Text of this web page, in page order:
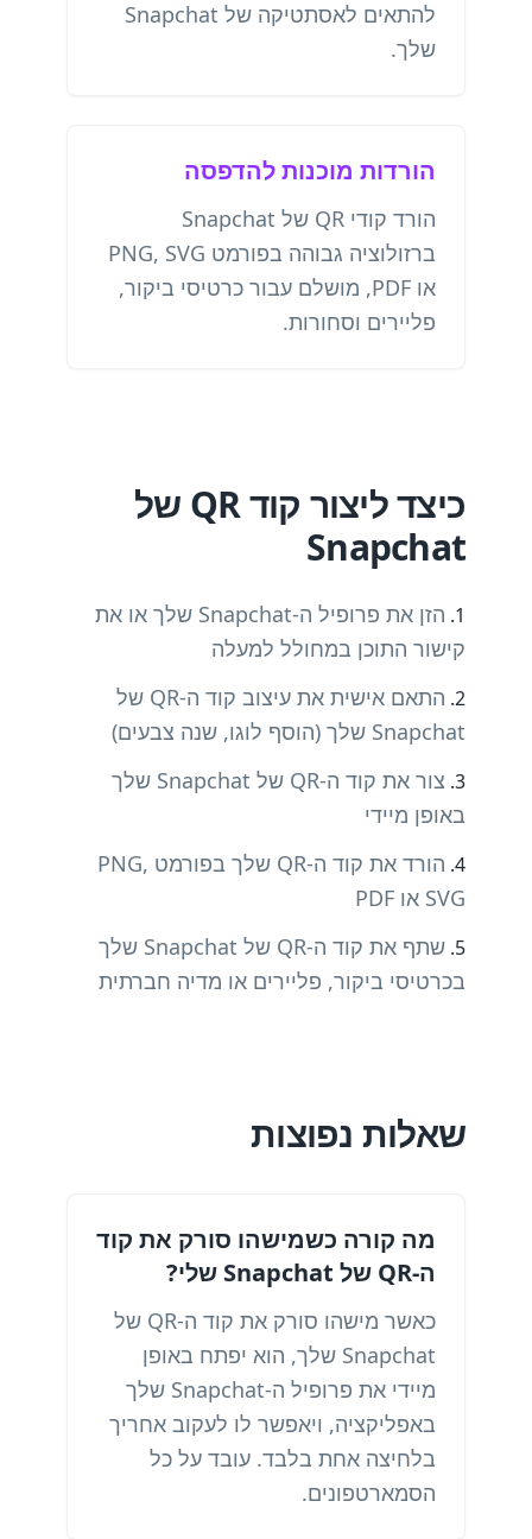
להתאים לאסתטיקה של Snapchat
שלך.
הורדות מוכנות להדפסה
הורד קודי QR של Snapchat
ברזולוציה גבוהה בפורמט PNG, SVG
או PDF, מושלם עבור כרטיסי ביקור,
פליירים וסחורות.
כיצד ליצור קוד QR של
Snapchat
הזן את פרופיל ה-Snapchat שלך או את
קישור התוכן במחולל למעלה
התאם אישית את עיצוב קוד ה-QR של
Snapchat שלך (הוסף לוגו, שנה צבעים)
צור את קוד ה-QR של Snapchat שלך
באופן מיידי
הורד את קוד ה-QR שלך בפורמט PNG,
SVG או PDF
שתף את קוד ה-QR של Snapchat שלך
בכרטיסי ביקור, פליירים או מדיה חברתית
שאלות נפוצות
מה קורה כשמישהו סורק את קוד
ה-QR של Snapchat שלי?
כאשר מישהו סורק את קוד ה-QR של
Snapchat שלך, הוא יפתח באופן
מיידי את פרופיל ה-Snapchat שלך
באפליקציה, ויאפשר לו לעקוב אחריך
בלחיצה אחת בלבד. עובד על כל
הסמארטפונים.